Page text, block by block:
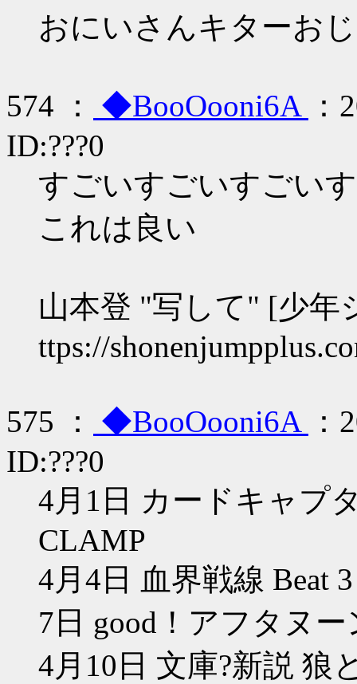
おにいさんキターお
574 ： ◆BooOooni6A
ID:???0
すごいすごいすごい
これは良い
山本登 "写して" [少年
ttps://
575 ： ◆BooOooni6A
ID:???0
4月1日 カードキャプ
CLAMP
4月4日 血界戦線 Beat
7日 good！アフタヌー
4月10日 文庫?新説 狼